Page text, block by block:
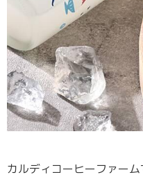
カルディコーヒーファー